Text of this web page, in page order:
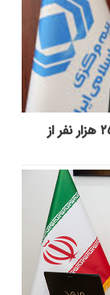
نمی‌توان نسبت به سرنوشت ۲۵۰ هزار نفر از